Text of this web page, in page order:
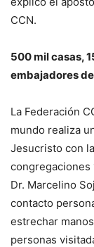
CCN.
500 mil casas,
embajadores
La Federación
mundo realiza
Jesucristo con
congregaciones
Dr. Marcelino
contacto
estrechar
personas